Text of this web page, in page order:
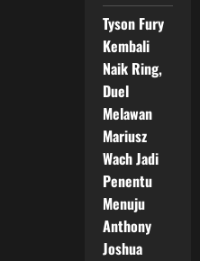
Tyson Fury
Kembali
Naik Ring,
Duel
Melawan
Mariusz
Wach Jadi
Penentu
Menuju
Anthony
Joshua